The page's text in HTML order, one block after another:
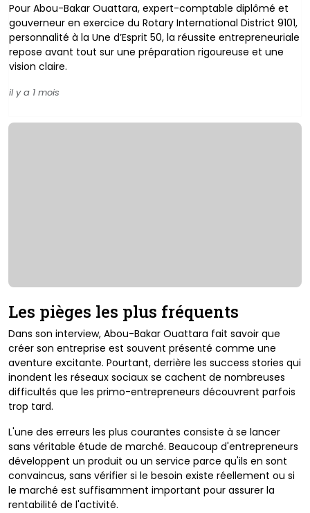
Pour Abou-Bakar Ouattara, expert-comptable diplômé et
gouverneur en exercice du Rotary International District 9101,
personnalité à la Une d’Esprit 50, la réussite entrepreneuriale
repose avant tout sur une préparation rigoureuse et une
vision claire.
il y a 1 mois
Les pièges les plus fréquents
Dans son interview, Abou-Bakar Ouattara fait savoir que
créer son entreprise est souvent présenté comme une
aventure excitante. Pourtant, derrière les success stories qui
inondent les réseaux sociaux se cachent de nombreuses
difficultés que les primo-entrepreneurs découvrent parfois
trop tard.
L'une des erreurs les plus courantes consiste à se lancer
sans véritable étude de marché. Beaucoup d'entrepreneurs
développent un produit ou un service parce qu'ils en sont
convaincus, sans vérifier si le besoin existe réellement ou si
le marché est suffisamment important pour assurer la
rentabilité de l'activité.